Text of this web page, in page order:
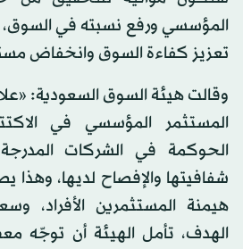
المؤسسي ورفع نسبته في السوق،
تعزيز كفاءة السوق وانخفاض
وقالت هيئة السوق السعودية:
المستثمر المؤسسي في
الحوكمة في الشركات
شفافيتها والإفصاح لديها،
هيمنة المستثمرين الأفراد،
الهدف، تأمل الهيئة أن توجّه